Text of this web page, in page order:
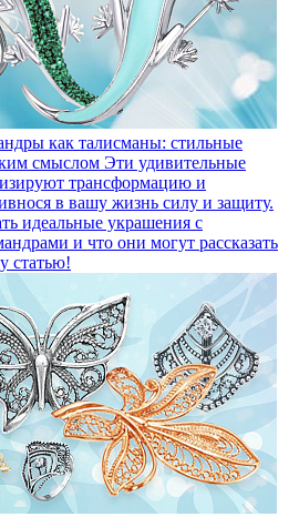
как талисманы: стильные
смыслом Эти удивительные
трансформацию и
в вашу жизнь силу и защиту.
идеальные украшения с
и что они могут рассказать
статью!